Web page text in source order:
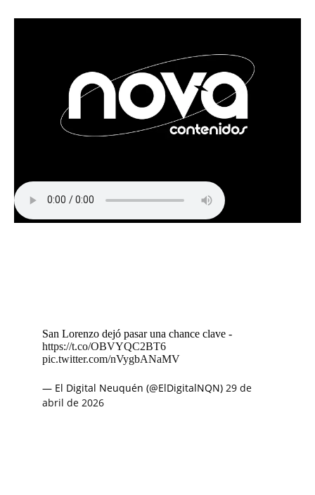
San Lorenzo dejó pasar una chance clave -
https://t.co/OBVYQC2BT6
pic.twitter.com/nVygbANaMV
— El Digital Neuquén (@ElDigitalNQN) 29 de
abril de 2026